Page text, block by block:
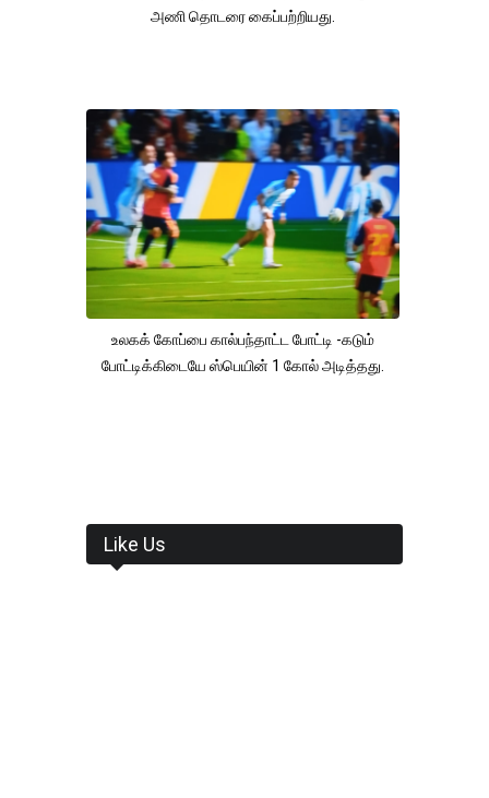
அணி தொடரை கைப்பற்றியது.
உலகக் கோப்பை கால்பந்தாட்ட போட்டி -கடும்
போட்டிக்கிடையே ஸ்பெயின் 1 கோல் அடித்தது.
Like Us